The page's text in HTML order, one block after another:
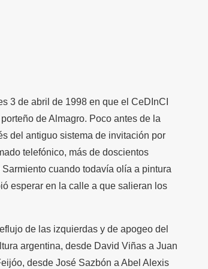
3 de abril de 1998 en que el CeDInCI
de Almagro. Poco antes de la
del antiguo sistema de invitación por
telefónico, más de doscientos
cuando todavía olía a pintura
esperar en la calle a que salieran los
de las izquierdas y de apogeo del
argentina, desde David Viñas a Juan
desde José Sazbón a Abel Alexis